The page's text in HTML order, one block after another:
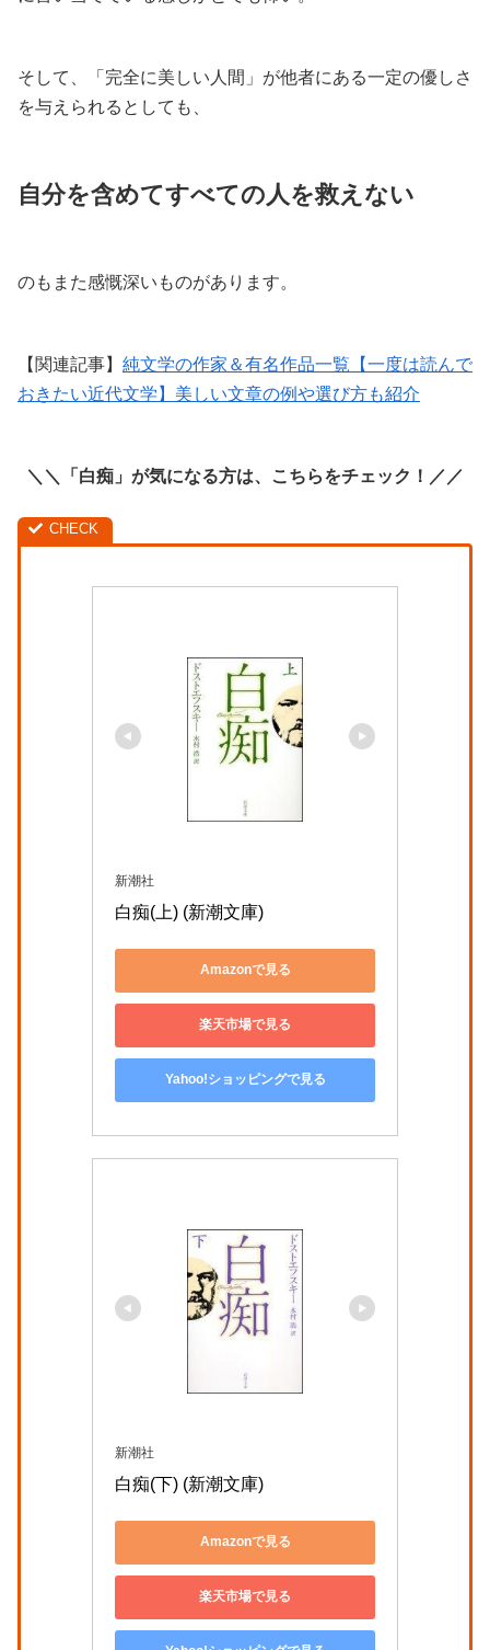
そして、「完全に美しい人間」が他者にある一定の優しさ
を与えられるとしても、
自分を含めてすべての人を救えない
のもまた感慨深いものがあります。
【関連記事】 純文学の作家＆有名作品一覧【一度は読んで
おきたい近代文学】美しい文章の例や選び方も紹介
＼＼「白痴」が気になる方は、こちらをチェック！／／
新潮社
白痴(上) (新潮文庫)
Amazonで見る
楽天市場で見る
Yahoo!ショッピングで見る
新潮社
白痴(下) (新潮文庫)
Amazonで見る
楽天市場で見る